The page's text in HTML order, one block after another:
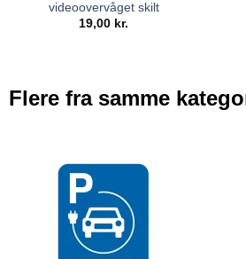
videoovervåget skilt
19,00 kr.
Flere fra samme